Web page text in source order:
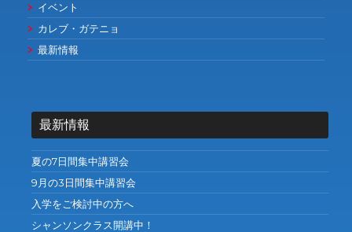
イベント
カレブ・ガテニョ
最新情報
最新情報
夏の7日間集中講習会
9月の3日間集中講習会
入学をご検討中の方へ
シャンソンクラス開講中！